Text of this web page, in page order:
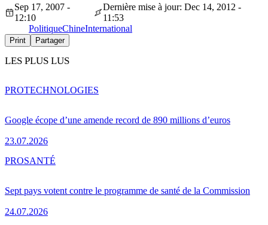
Sep 17, 2007 -
12:10
Dernière mise à jour: Dec 14, 2012 -
11:53
PolitiqueChineInternational
Print Partager
LES PLUS LUS
Google écope d’une amende record de 890 millions d’euros
23.07.2026
PROTECHNOLOGIES
Sept pays votent contre le programme de santé de la Commission
24.07.2026
PROSANTÉ